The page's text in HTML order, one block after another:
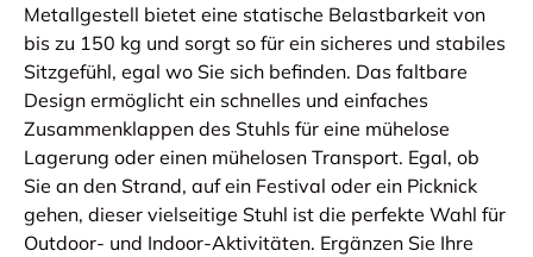
Metallgestell bietet eine statische Belastbarkeit von
bis zu 150 kg und sorgt so für ein sicheres und stabiles
Sitzgefühl, egal wo Sie sich befinden. Das faltbare
Design ermöglicht ein schnelles und einfaches
Zusammenklappen des Stuhls für eine mühelose
Lagerung oder einen mühelosen Transport. Egal, ob
Sie an den Strand, auf ein Festival oder ein Picknick
gehen, dieser vielseitige Stuhl ist die perfekte Wahl für
Outdoor- und Indoor-Aktivitäten. Ergänzen Sie Ihre